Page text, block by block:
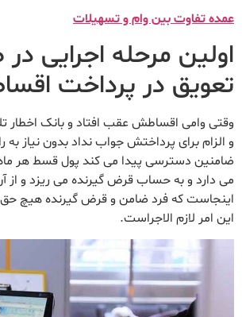
عمده تفاوت بین وام و تسهیلات
اولین مرحله اجرایی
تعویق در پرداخت
وقتی وامی اقساطش عقب افتاد و بانک اخطار
و الزام برای پرداختش جواب نداد بدون نیاز
ضامنین دسترسی پیدا می کند پول قسط هر ماه
می دارد و به حساب قرض گیرنده می ریزد و از
اینجاست که فرد ضامن و قرض گیرنده هیچ حق
این امر لازم الاجراست.